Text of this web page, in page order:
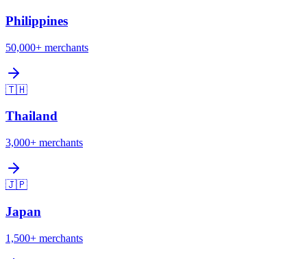
Philippines
50,000+ merchants
🇹🇭
Thailand
3,000+ merchants
🇯🇵
Japan
1,500+ merchants